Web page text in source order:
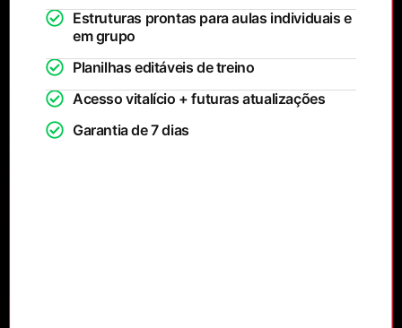
Estruturas prontas para aulas individuais e
em grupo
Planilhas editáveis de treino
Acesso vitalício + futuras atualizações
Garantia de 7 dias